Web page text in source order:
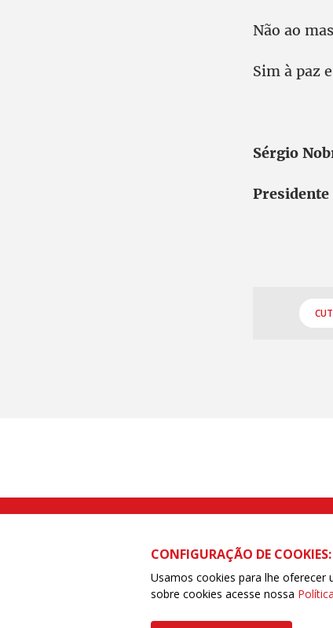
Não ao
Sim à paz
Rua Caetano Pinto nº 575 CEP
CONFIGURAÇÃO DE COOKIES:
Usamos cookies para lhe oferecer
sobre cookies acesse nossa